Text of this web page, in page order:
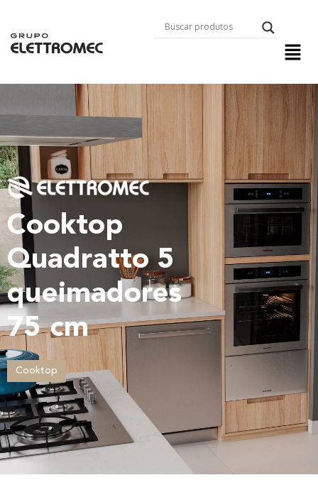
Cooktop
Quadratto 5
queimadores
75 cm
Cooktop